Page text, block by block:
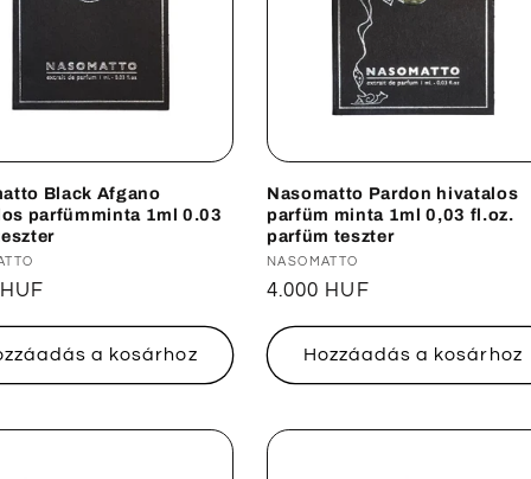
Black Afgano
parfümminta 1ml 0.03
a kosárhoz
Nasomatto Pardon hivatalos
parfüm minta 1ml 0,03 fl.oz.
parfüm teszter
Forgalmazó:
NASOMATTO
Normál
4.000 HUF
Hozzáadás a kosárhoz